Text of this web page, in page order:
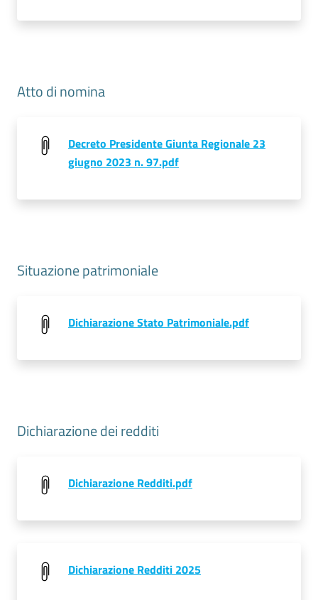
Atto di nomina
Decreto Presidente Giunta Regionale 23
giugno 2023 n. 97.pdf
Situazione patrimoniale
Dichiarazione Stato Patrimoniale.pdf
Dichiarazione dei redditi
Dichiarazione Redditi.pdf
Dichiarazione Redditi 2025